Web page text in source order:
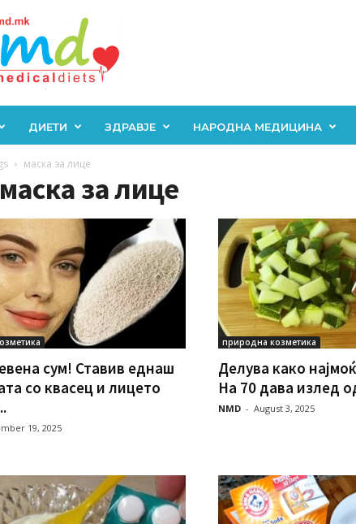
ДИЕТИ ЗДРАВЈЕ НАРОДНА МЕДИЦИНА
маска за лице
за лице
сум! Ставив еднаш
со квасец и лицето
19, 2025
природна козметика
Делува како
На 70 дава излед
NMD - August 3, 2025